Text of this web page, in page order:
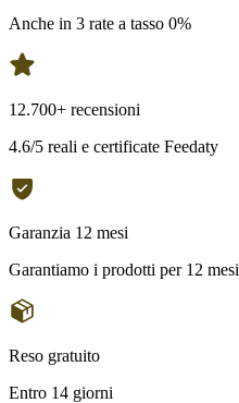
Anche in 3 rate a tasso 0%
12.700+ recensioni
4.6/5 reali e certificate Feedaty
Garanzia 12 mesi
Garantiamo i prodotti per 12 mesi
Reso gratuito
Entro 14 giorni